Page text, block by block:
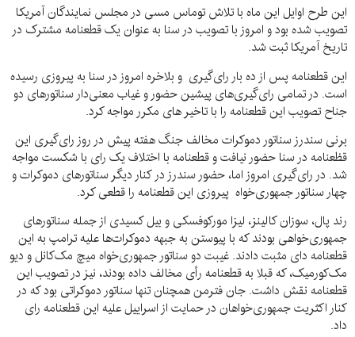
این طرح اوایل این ماه با تلاش توماس مسی در مجلس نمایندگان آمریکا
تصویب شده بود و امروز با تصویب در سنا به عنوان یک قطعنامه مشترک در
تاریخ آمریکا ثبت شد.
این قطعنامه پس از ده بار رای‌گیری و بلاخره امروز در سنا به پیروزی رسیده
است. در تمامی رای‌گیری‌های پیشین حضور و غیاب معنی‌دار سناتورهای دو
جناح تصویب این قطعنامه را با تاخیر های مکرر مواجه کرد.
برنی سندرز سناتور دموکرات مخالف جنگ هفته پیش در روز رای‌گیری این
قظعنامه در سنا حضور نیافت و قطعنامه با اختلاف یک رای با شکست مواجه
شد. در رای‌گیری امروز اما، حضور سندرز در کنار دیگر سناتورهای دموکرات و
چهار سناتور جمهوری‌خواه پیروزی این قطعنامه را قطعی کرد.
رند پال، سوزان کالینز، لیزا مورکوفسکی و بیل کسیدی از جمله سناتورهای
جمهوری‌خواهی بودند که با پیوستن به جبهه دموکرات‌ها علیه ترامپ به این
قطعنامه دای مثبت دادند. غیبت دو سناتور جمهوری‌خواه میچ مک‌کانل و دیو
مک‌کورمیک، که قبلا به قطعنامه‌ رأی مخالف داده بودند، نیز در تصویب این
قطعنامه نقش داشت. جان فترمن همچنان تنها سناتور دموکراتی بود که در
کنار اکثریت جمهوری‌خواهان در حمایت از اسراییل علیه این قطعنامه رای
داد.